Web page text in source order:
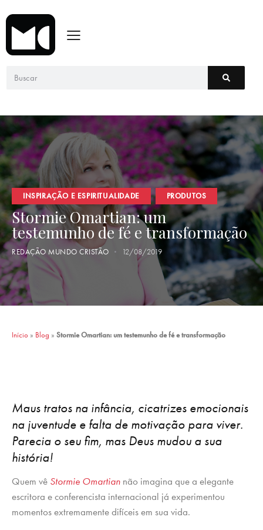
INSPIRAÇÃO E ESPIRITUALIDADE PRODUTOS
Stormie Omartian: um
testemunho de fé e transformação
REDAÇÃO MUNDO CRISTÃO 12/08/2019
Início » Blog » Stormie Omartian: um testemunho de fé e transformação
Maus tratos na infância, cicatrizes emocionais
na juventude e falta de motivação para viver.
Parecia o seu fim, mas Deus mudou a sua
história!
Quem vê Stormie Omartian não imagina que a elegante
escritora e conferencista internacional já experimentou
momentos extremamente difíceis em sua vida.